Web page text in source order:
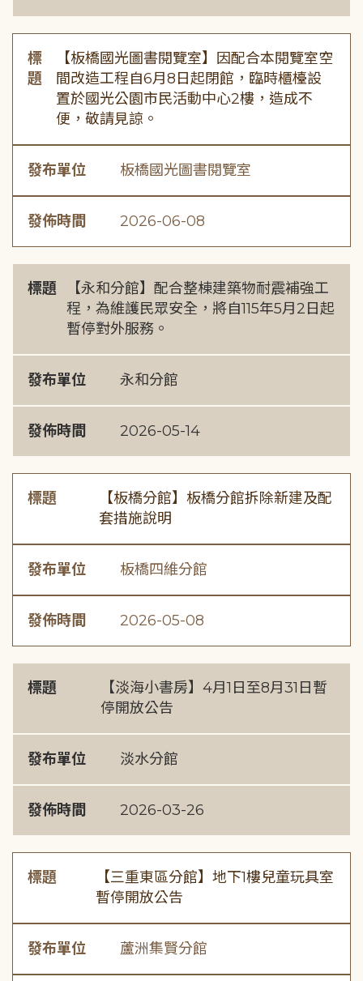
標
題
【板橋國光圖書閱覽室】因配合本閱覽室空
間改造工程自6月8日起閉館，臨時櫃檯設
置於國光公園市民活動中心2樓，造成不
便，敬請見諒。
發布單位 板橋國光圖書閱覽室
發佈時間 2026-06-08
標題
【永和分館】配合整棟建築物耐震補強工
程，為維護民眾安全，將自115年5月2日起
暫停對外服務。
發布單位 永和分館
發佈時間 2026-05-14
標題
【板橋分館】板橋分館拆除新建及配
套措施說明
發布單位 板橋四維分館
發佈時間 2026-05-08
標題
【淡海小書房】4月1日至8月31日暫
停開放公告
發布單位 淡水分館
發佈時間 2026-03-26
標題
【三重東區分館】地下1樓兒童玩具室
暫停開放公告
發布單位 蘆洲集賢分館